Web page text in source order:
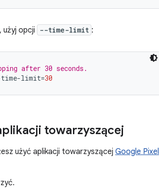
użyj opcji --time-limit :
after 30 seconds.
limit=30
towarzyszącej
użyć aplikacji towarzyszącej Google Pixel